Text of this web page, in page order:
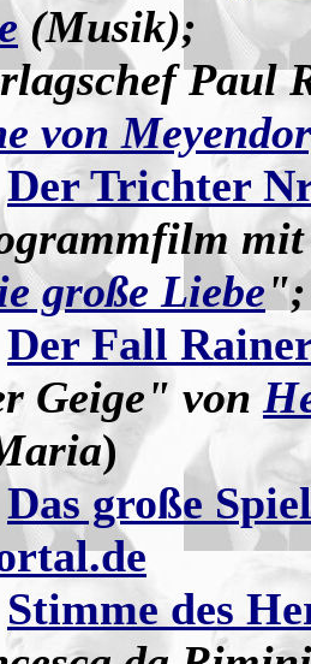
(Musik);
Paul
von
Der Trichter
große Liebe";
Der Fall
Geige" von
)
Das große Spiel
Stimme des